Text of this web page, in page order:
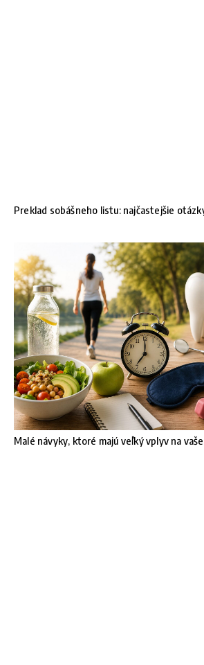
Preklad sobášneho listu: najčastejšie
Malé návyky, ktoré majú veľký vplyv na